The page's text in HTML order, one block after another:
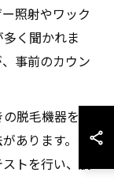
照射やワック
く聞かれま
事前のカウン
脱毛機器を使
あります。ク
トを行い、肌